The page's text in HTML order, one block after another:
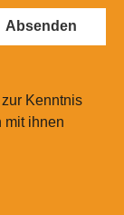
Absenden
zur Kenntnis
mit ihnen